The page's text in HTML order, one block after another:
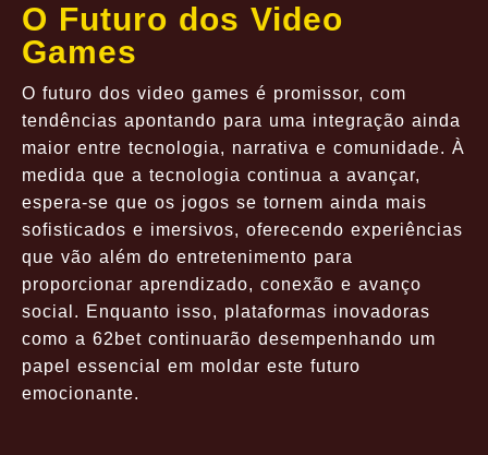
O Futuro dos Video
Games
O futuro dos video games é promissor, com
tendências apontando para uma integração ainda
maior entre tecnologia, narrativa e comunidade. À
medida que a tecnologia continua a avançar,
espera-se que os jogos se tornem ainda mais
sofisticados e imersivos, oferecendo experiências
que vão além do entretenimento para
proporcionar aprendizado, conexão e avanço
social. Enquanto isso, plataformas inovadoras
como a 62bet continuarão desempenhando um
papel essencial em moldar este futuro
emocionante.